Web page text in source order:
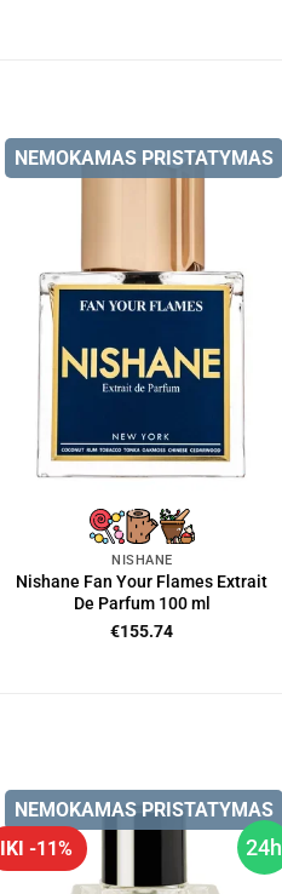
NEMOKAMAS PRISTATYMAS
NISHANE
Nishane Fan Your Flames Extrait
De Parfum 100 ml
€155.74
24h
IKI -11%
NEMOKAMAS PRISTATYMAS